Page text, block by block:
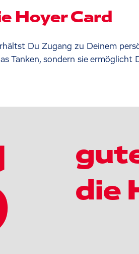
Hoyer Card
Du Zugang zu Deinem
Tanken, sondern sie ermöglicht
die